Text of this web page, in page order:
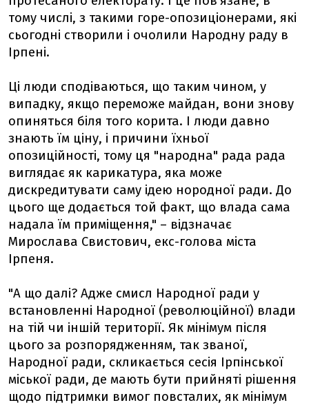
тому числі, з такими горе-опозиціонерами, які
сьогодні створили і очолили Народну раду в
Ірпені.
Ці люди сподіваються, що таким чином, у
випадку, якщо переможе майдан, вони знову
опиняться біля того корита. І люди давно
знають їм ціну, і причини їхньої
опозиційності, тому ця "народна" рада рада
виглядає як карикатура, яка може
дискредитувати саму ідею нородної ради. До
цього ще додається той факт, що влада сама
надала їм приміщення," – відзначає
Мирослава Свистович, екс-голова міста
Ірпеня.
"А що далі? Адже смисл Народної ради у
встановленні Народної (революційної) влади
на тій чи іншій території. Як мінімум після
цього за розпорядженням, так званої,
Народної ради, скликається сесія Ірпінської
міської ради, де мають бути прийняті рішення
щодо підтримки вимог повсталих, як мінімум